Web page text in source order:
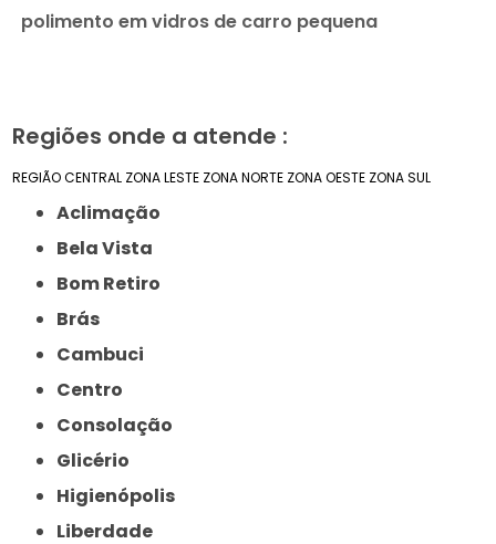
polimento em vidros de carro pequena
Regiões onde a atende :
REGIÃO CENTRAL ZONA LESTE ZONA NORTE ZONA OESTE ZONA SUL
Aclimação
Bela Vista
Bom Retiro
Brás
Cambuci
Centro
Consolação
Glicério
Higienópolis
Liberdade